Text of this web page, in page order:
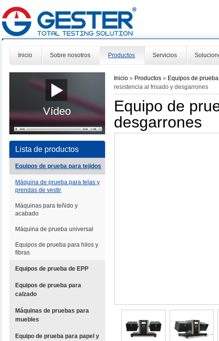
Inicio Sobre nosotros Productos Servicios
Vídeo
Lista de productos
Equipos de prueba para tejidos
Máquina de prueba para telas y
prendas de vestir
Máquinas para teñido y
acabado
Máquina de prueba universal
Equipos de prueba para hilos y
fibras
Equipos de prueba de EPP
Equipos de prueba para
calzado
Máquinas de pruebas para
muebles
Equipo de prueba para papel y
Inicio » Productos» Equipos de
resistencia al frisado y desgarrones
Equipo de
desgarrones